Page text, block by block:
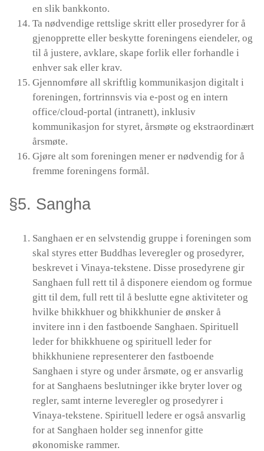
en slik bankkonto.
Ta nødvendige rettslige skritt eller prosedyrer for å
gjenopprette eller beskytte foreningens eiendeler, og
til å justere, avklare, skape forlik eller forhandle i
enhver sak eller krav.
Gjennomføre all skriftlig kommunikasjon digitalt i
foreningen, fortrinnsvis via e-post og en intern
office/cloud-portal (intranett), inklusiv
kommunikasjon for styret, årsmøte og ekstraordinært
årsmøte.
Gjøre alt som foreningen mener er nødvendig for å
fremme foreningens formål.
§5. Sangha
Sanghaen er en selvstendig gruppe i foreningen som
skal styres etter Buddhas leveregler og prosedyrer,
beskrevet i Vinaya-tekstene. Disse prosedyrene gir
Sanghaen full rett til å disponere eiendom og formue
gitt til dem, full rett til å beslutte egne aktiviteter og
hvilke bhikkhuer og bhikkhunier de ønsker å
invitere inn i den fastboende Sanghaen. Spirituell
leder for bhikkhuene og spirituell leder for
bhikkhuniene representerer den fastboende
Sanghaen i styre og under årsmøte, og er ansvarlig
for at Sanghaens beslutninger ikke bryter lover og
regler, samt interne leveregler og prosedyrer i
Vinaya-tekstene. Spirituell ledere er også ansvarlig
for at Sanghaen holder seg innenfor gitte
økonomiske rammer.